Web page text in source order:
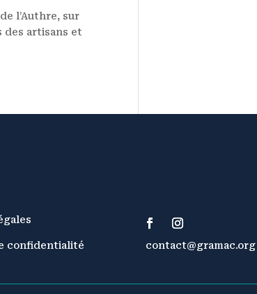
l’Authre, sur
des artisans et
confidentialité contact@gramac.org